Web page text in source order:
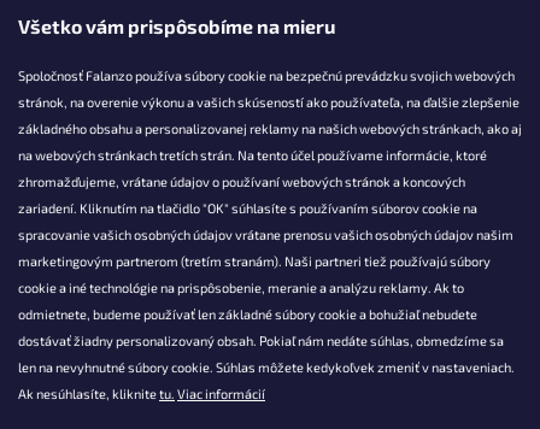
Všetko vám prispôsobíme na mieru
Spoločnosť Falanzo používa súbory cookie na bezpečnú prevádzku svojich webových
stránok, na overenie výkonu a vašich skúseností ako používateľa, na ďalšie zlepšenie
základného obsahu a personalizovanej reklamy na našich webových stránkach, ako aj
na webových stránkach tretích strán. Na tento účel používame informácie, ktoré
zhromažďujeme, vrátane údajov o používaní webových stránok a koncových
zariadení. Kliknutím na tlačidlo "OK" súhlasíte s používaním súborov cookie na
spracovanie vašich osobných údajov vrátane prenosu vašich osobných údajov našim
marketingovým partnerom (tretím stranám). Naši partneri tiež používajú súbory
cookie a iné technológie na prispôsobenie, meranie a analýzu reklamy. Ak to
odmietnete, budeme používať len základné súbory cookie a bohužiaľ nebudete
dostávať žiadny personalizovaný obsah. Pokiaľ nám nedáte súhlas, obmedzíme sa
len na nevyhnutné súbory cookie. Súhlas môžete kedykoľvek zmeniť v nastaveniach.
Ak nesúhlasíte, kliknitetu. Viac informácií
KONTAKT
info@falanzo.sk
Falanzo.sk
FalanzoSK